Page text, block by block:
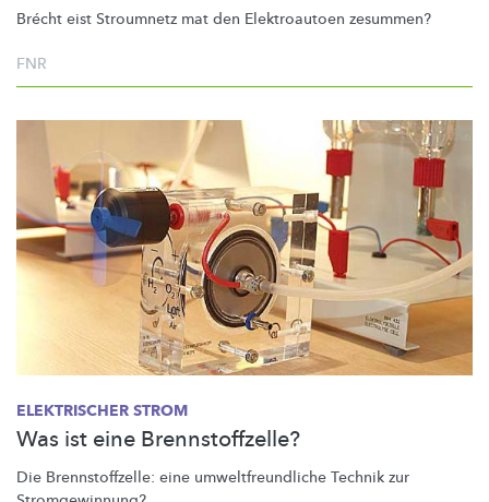
Brécht eist Stroumnetz mat den Elektroautoen zesummen?
FNR
ELEKTRISCHER STROM
Was ist eine Brennstoffzelle?
Die Brennstoffzelle: eine umweltfreundliche Technik zur